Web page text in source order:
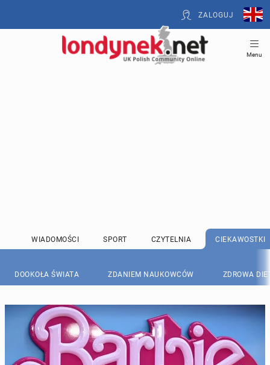
ZALOGUJ
Menu
WIADOMOŚCI SPORT CZYTELNIA CIEKAWOSTKI
DOOKOŁA ŚWIATA ZDANIEM NAUKOWCÓW ZDROWA